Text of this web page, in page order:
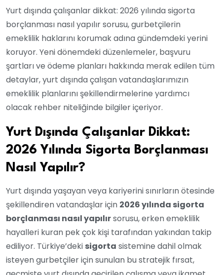
Yurt dışında çalışanlar dikkat: 2026 yılında sigorta
borçlanması nasıl yapılır sorusu, gurbetçilerin
emeklilik haklarını korumak adına gündemdeki yerini
koruyor. Yeni dönemdeki düzenlemeler, başvuru
şartları ve ödeme planları hakkında merak edilen tüm
detaylar, yurt dışında çalışan vatandaşlarımızın
emeklilik planlarını şekillendirmelerine yardımcı
olacak rehber niteliğinde bilgiler içeriyor.
Yurt Dışında Çalışanlar Dikkat:
2026 Yılında Sigorta Borçlanması
Nasıl Yapılır?
Yurt dışında yaşayan veya kariyerini sınırların ötesinde
şekillendiren vatandaşlar için 2026 yılında sigorta
borçlanması nasıl yapılırsorusu, erken emeklilik
hayalleri kuran pek çok kişi tarafından yakından takip
ediliyor. Türkiye’deki sigorta sistemine dahil olmak
isteyen gurbetçiler için sunulan bu stratejik fırsat,